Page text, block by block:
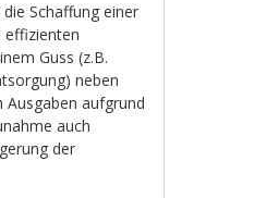
Schaffung einer
effizienten
Guss (z.B.
neben
Ausgaben aufgrund
auch
der